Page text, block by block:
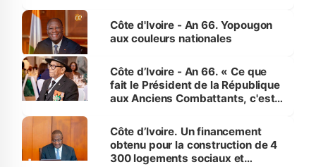
l'Etat de droit pour préserver les
vies humaines »
Côte d'Ivoire - An 66. Yopougon
aux couleurs nationales
Côte d’Ivoire - An 66. « Ce que
fait le Président de la République
aux Anciens Combattants, c'est
Côte d’Ivoire. Un financement
obtenu pour la construction de 4
300 logements sociaux et